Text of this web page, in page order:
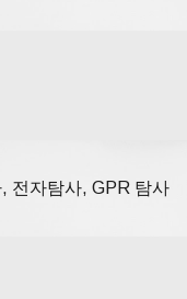
전자탐사, GPR 탐사